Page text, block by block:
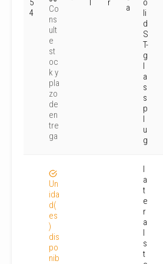
5
4
Co
ns
ult
e
st
oc
k y
pla
zo
de
en
tre
ga
l
r
a
o
li
d
S
T-
g
l
a
s
s
p
l
u
g
Un
ida
d(
es
)
dis
po
nib
l
a
t
e
r
a
l
s
t